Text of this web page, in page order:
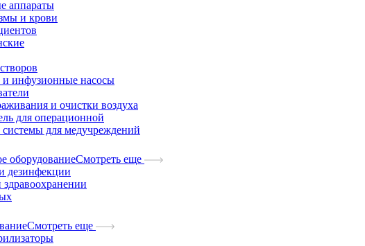
аппараты
и крови
инфузионные насосы
и очистки воздуха
для операционной
для медучреждений
оборудованиеСмотреть еще
дезинфекции
Смотреть еще